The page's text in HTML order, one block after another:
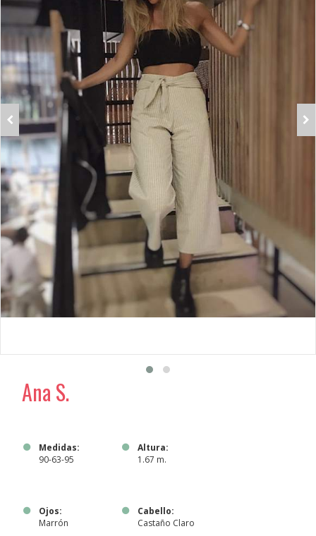
Ana S.
Medidas:
90-63-95
Altura:
1.67 m.
Ojos:
Marrón
Cabello:
Castaño Claro